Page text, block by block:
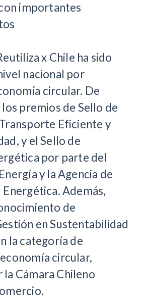
importantes
x Chile ha sido
nacional por
circular. De
premios de Sello de
Eficiente y
y el Sello de
por parte del
y la Agencia de
Además,
de
en Sustentabilidad
la categoría de
circular,
Cámara Chileno